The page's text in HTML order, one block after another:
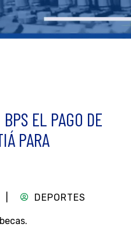
EL PAGO DE
PARA
| DEPORTES